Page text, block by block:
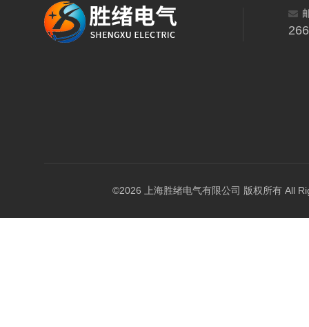
©2026 上海胜绪电气有限公司 版权所有 All